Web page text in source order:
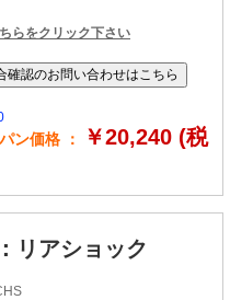
らをクリック下さい
ン価格 ：
￥20,240 (税
リアショック